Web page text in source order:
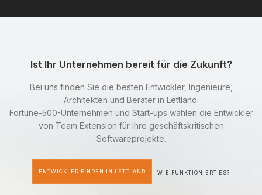
Ist Ihr Unternehmen bereit für die Zukunft?
Bei uns finden Sie die besten Entwickler, Ingenieure,
Architekten und Berater in Lettland.
Fortune-500-Unternehmen und Start-ups wählen die Entwickler
von Team Extension für ihre geschäftskritischen
Softwareprojekte.
ENTWICKLER FINDEN IN LETTLAND WIE FUNKTIONIERT ES?